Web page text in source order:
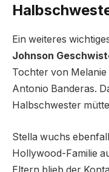
Ein weiteres
Johnson
Tochter von
Antonio Banderas.
Halbschwester
Stella wuchs
Hollywood-Familie